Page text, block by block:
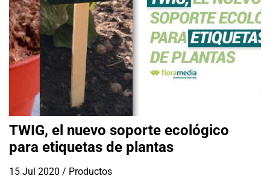
TWIG, el nuevo soporte ecológico
para etiquetas de plantas
15 Jul 2020 / Productos